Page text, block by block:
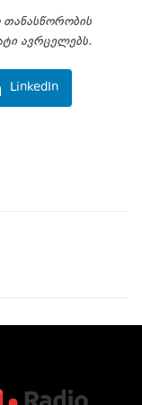
თანასწორობის
ავრცელებს.
LinkedIn